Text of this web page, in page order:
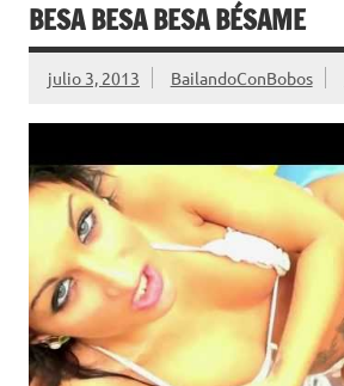
BESA BESA BESA BÉSAME
julio 3, 2013 BailandoConBobos